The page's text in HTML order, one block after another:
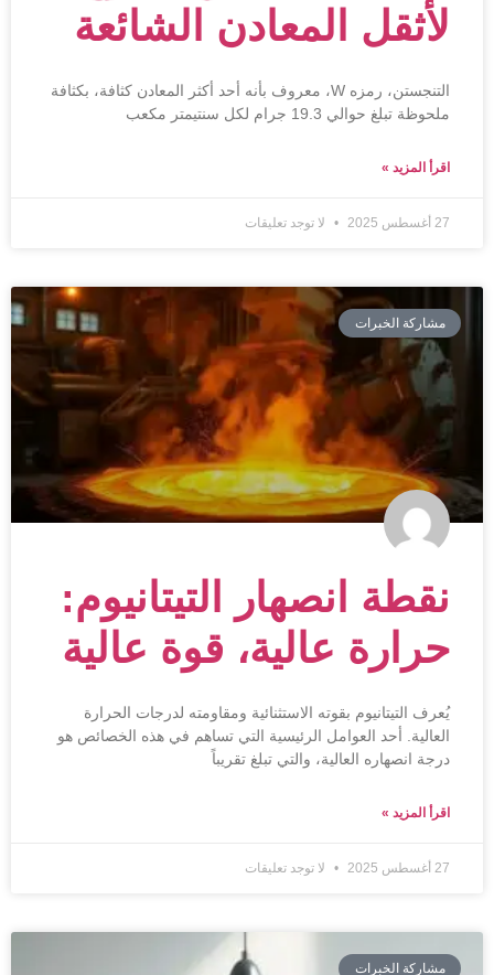
لأثقل المعادن الشائعة
التنجستن، رمزه W، معروف بأنه أحد أكثر المعادن كثافة، بكثافة
ملحوظة تبلغ حوالي 19.3 جرام لكل سنتيمتر مكعب
اقرأ المزيد »
27 أغسطس 2025 لا توجد تعليقات
مشاركة الخبرات
نقطة انصهار التيتانيوم:
حرارة عالية، قوة عالية
يُعرف التيتانيوم بقوته الاستثنائية ومقاومته لدرجات الحرارة
العالية. أحد العوامل الرئيسية التي تساهم في هذه الخصائص هو
درجة انصهاره العالية، والتي تبلغ تقريباً
اقرأ المزيد »
27 أغسطس 2025 لا توجد تعليقات
مشاركة الخبرات